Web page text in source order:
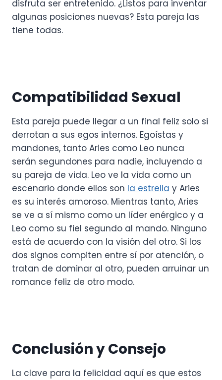
disfruta ser entretenido. ¿Listos para inventar
algunas posiciones nuevas? Esta pareja las
tiene todas.
Compatibilidad Sexual
Esta pareja puede llegar a un final feliz solo si
derrotan a sus egos internos. Egoístas y
mandones, tanto Aries como Leo nunca
serán segundones para nadie, incluyendo a
su pareja de vida. Leo ve la vida como un
escenario donde ellos son la estrella y Aries
es su interés amoroso. Mientras tanto, Aries
se ve a sí mismo como un líder enérgico y a
Leo como su fiel segundo al mando. Ninguno
está de acuerdo con la visión del otro. Si los
dos signos compiten entre sí por atención, o
tratan de dominar al otro, pueden arruinar un
romance feliz de otro modo.
Conclusión y Consejo
La clave para la felicidad aquí es que estos